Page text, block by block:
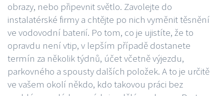
obrazy, nebo připevnit světlo. Zavolejte do
instalatérské firmy a chtějte po nich vyměnit těsnění
ve vodovodní baterií. Po tom, co je ujistíte, že to
opravdu není vtip, v lepším případě dostanete
termín za několik týdnů, účet včetně výjezdu,
parkovného a spousty dalších položek. A to je určitě
ve vašem okolí někdo, kdo takovou práci bez